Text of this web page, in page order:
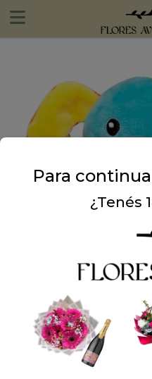
Dejá
Para
¿Tenés